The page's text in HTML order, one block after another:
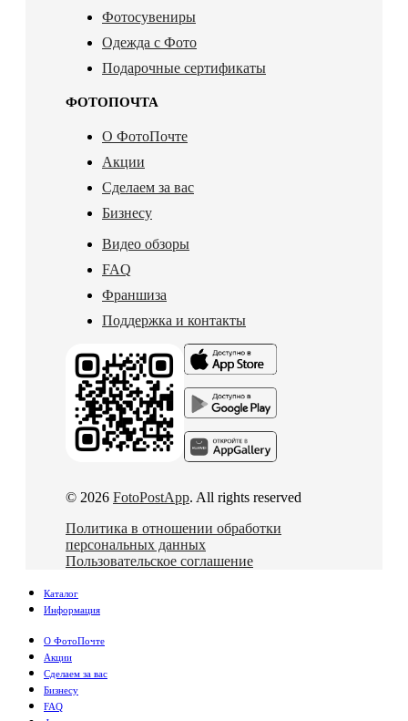
Фотосувениры
Одежда с Фото
Подарочные сертификаты
ФОТОПОЧТА
О ФотоПочте
Акции
Сделаем за вас
Бизнесу
Видео обзоры
FAQ
Франшиза
Поддержка и контакты
© 2026 FotoPostApp. All rights reserved
Политика в отношении обработки
персональных данных
Пользовательское соглашение
Каталог
Информация
О ФотоПочте
Акции
Сделаем за вас
Бизнесу
FAQ